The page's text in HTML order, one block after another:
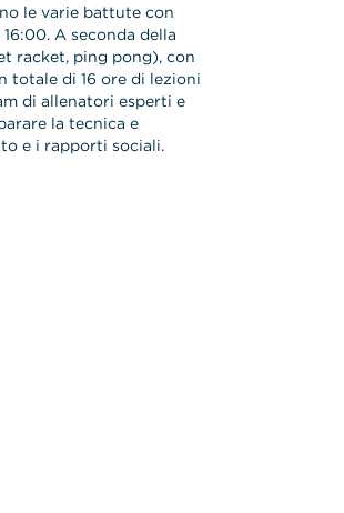
le varie battute con
A seconda della
racket, ping pong), con
totale di 16 ore di lezioni
di allenatori esperti e
la tecnica e
e i rapporti sociali.